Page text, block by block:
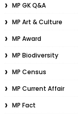
MP GK Q&A
MP Art & Culture
MP Award
MP Biodiversity
MP Census
MP Current Affair
MP Fact